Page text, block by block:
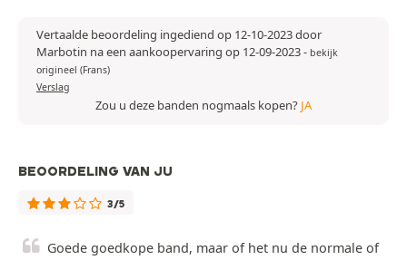
Vertaalde beoordeling ingediend op 12-10-2023 door
Marbotin na een aankoopervaring op 12-09-2023- bekijk
origineel (Frans)
Verslag
Zou u deze banden nogmaals kopen? JA
BEOORDELING VAN JU
3/5
Goede goedkope band, maar of het nu de normale of